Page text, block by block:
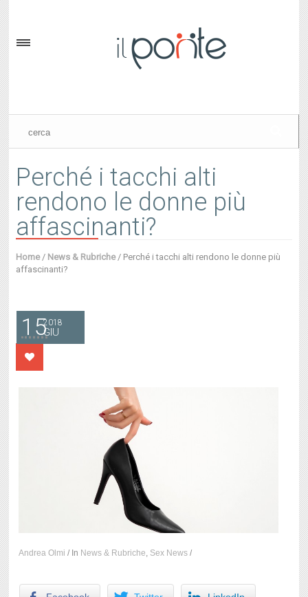
Perché i tacchi alti
rendono le donne più
affascinanti?
Home / News & Rubriche / Perché i tacchi alti rendono le donne più
affascinanti?
152018
GIU
Andrea Olmi / In News & Rubriche, Sex News /